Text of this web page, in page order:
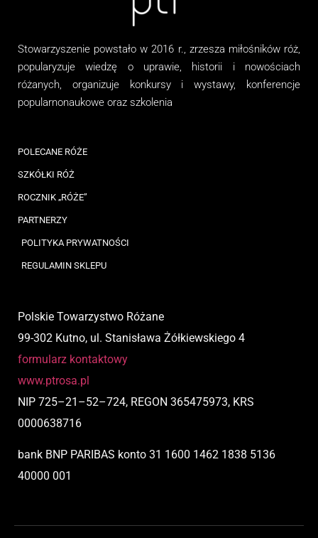
Stowarzyszenie powstało w 2016 r., zrzesza miłośników róż,
popularyzuje wiedzę o uprawie, historii i nowościach
różanych, organizujekonkursy i wystawy, konferencje
popularnonaukowe oraz szkolenia
POLECANE RÓŻE
SZKÓŁKI RÓŻ
ROCZNIK „RÓŻE”
PARTNERZY
POLITYKA PRYWATNOŚCI
REGULAMIN SKLEPU
Polskie Towarzystwo Różane
99-302 Kutno, ul. Stanisława Żółkiewskiego 4
formularz kontaktowy
www.ptrosa.pl
NIP 725–21 –52–724, REGON 365475973, KRS
0000638716
bank BNP PARIBAS konto 31 1600 1462 1838 5136
40000 001